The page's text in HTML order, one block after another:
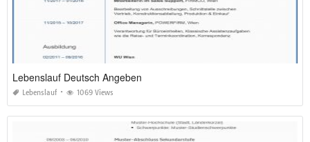
Lebenslauf Deutsch Angeben
Lebenslauf 1069 Views